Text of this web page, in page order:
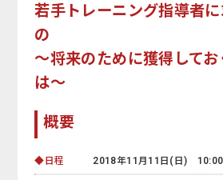
若手トレーニング指導者
の
～将来のために獲得して
は～
概要
◆日程 2018年11月11日(日)